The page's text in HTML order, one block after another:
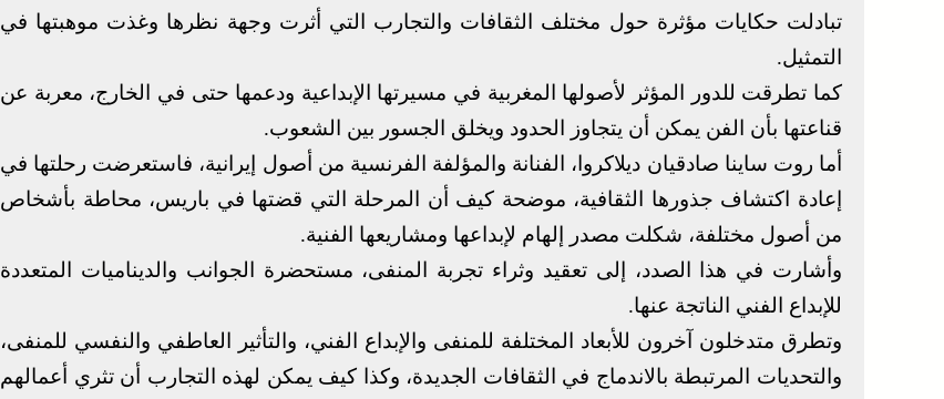
تبادلت حكايات مؤثرة حول مختلف الثقافات والتجارب التي أثرت وجهة نظرها وغذت موهبتها في
التمثيل.
كما تطرقت للدور المؤثر لأصولها المغربية في مسيرتها الإبداعية ودعمها حتى في الخارج، معربة عن
قناعتها بأن الفن يمكن أن يتجاوز الحدود ويخلق الجسور بين الشعوب.
أما روت ساينا صادقيان ديلاكروا، الفنانة والمؤلفة الفرنسية من أصول إيرانية، فاستعرضت رحلتها في
إعادة اكتشاف جذورها الثقافية، موضحة كيف أن المرحلة التي قضتها في باريس، محاطة بأشخاص
من أصول مختلفة، شكلت مصدر إلهام لإبداعها ومشاريعها الفنية.
وأشارت في هذا الصدد، إلى تعقيد وثراء تجربة المنفى، مستحضرة الجوانب والديناميات المتعددة
للإبداع الفني الناتجة عنها.
وتطرق متدخلون آخرون للأبعاد المختلفة للمنفى والإبداع الفني، والتأثير العاطفي والنفسي للمنفى،
والتحديات المرتبطة بالاندماج في الثقافات الجديدة، وكذا كيف يمكن لهذه التجارب أن تثري أعمالهم